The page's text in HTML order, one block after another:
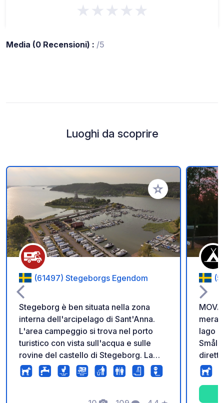
★★★★★
Media (0 Recensioni) : /5
Luoghi da scoprire
Aggiungi ai tuoi
(61497) Stegeborgs Egendom
Stegeborg è ben situata nella zona
interna dell'arcipelago di Sant'Anna.
L'area campeggio si trova nel porto
turistico con vista sull'acqua e sulle
rovine del castello di Stegeborg. La
prenotazione delle piazzole è possibile
tramite il sito web, è possibile anche il
lago
Småland
e